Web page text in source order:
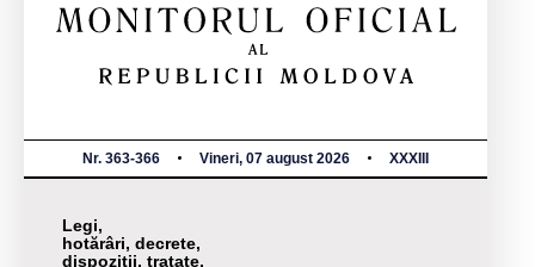
Nr. 363-366 Vineri, 07 august 2026 XXXIII
Legi,
hotărâri, decrete,
dispoziții, tratate,